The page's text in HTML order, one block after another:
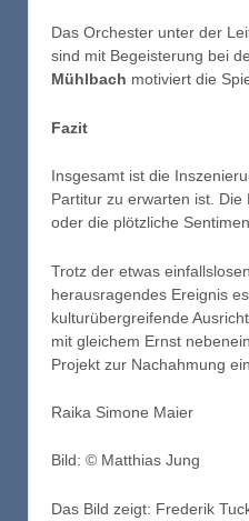
Das Orchester unter der
sind mit Begeisterung bei
Mühlbach motiviert die
Fazit
Insgesamt ist die
Partitur zu erwarten ist.
oder die plötzliche
Trotz der etwas
herausragendes Ereignis
kulturübergreifende
mit gleichem Ernst
Projekt zur Nachahmung
Raika Simone Maier
Bild: © Matthias Jung
Das Bild zeigt: Frederik